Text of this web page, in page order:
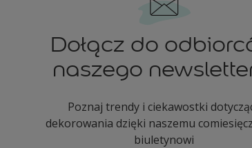
Dołącz do
naszego
Poznaj trendy i ciekawostki
dekorowania dzięki naszemu
biuletynowi